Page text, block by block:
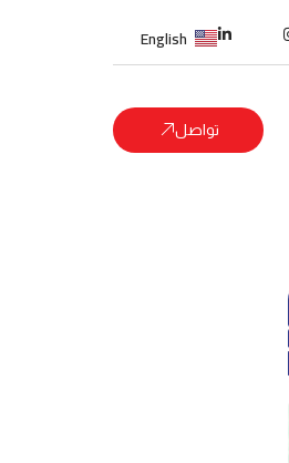
English
تواصل